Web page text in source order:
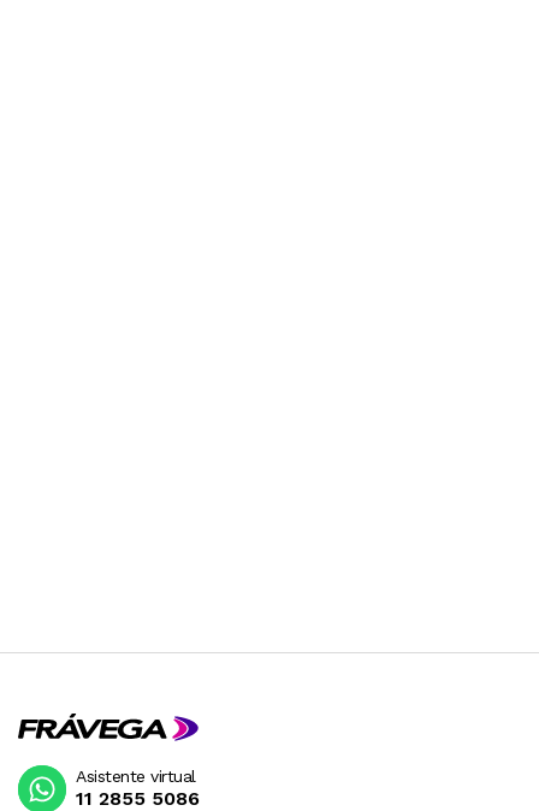
Asistente virtual
11 2855 5086